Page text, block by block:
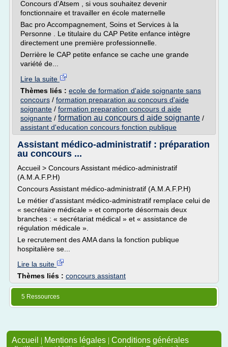
Concours d'Atsem , si vous souhaitez devenir
fonctionnaire et travailler en école maternelle
Bac pro Accompagnement, Soins et Services à la
Personne . Le titulaire du CAP Petite enfance intègre
directement une première professionnelle.
Derrière le CAP petite enfance se cache une grande
variété de...
Lire la suite
Thèmes liés : ecole de formation d'aide soignante sans
concours / formation preparation au concours d'aide
soignante / formation preparation concours d aide
soignante / formation au concours d aide soignante /
assistant d'education concours fonction publique
Assistant médico-administratif : préparation
au concours ...
Accueil > Concours Assistant médico-administratif
(A.M.A.F.P.H)
Concours Assistant médico-administratif (A.M.A.F.P.H)
Le métier d'assistant médico-administratif remplace celui de
« secrétaire médicale » et comporte désormais deux
branches : « secrétariat médical » et « assistance de
régulation médicale ».
Le recrutement des AMA dans la fonction publique
hospitalière se...
Lire la suite
Thèmes liés : concours assistant
5 Ressources
Accueil | Mentions légales | Conditions générales